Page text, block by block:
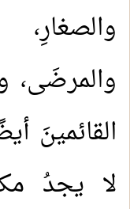
القائمينَ
لا يجدُ